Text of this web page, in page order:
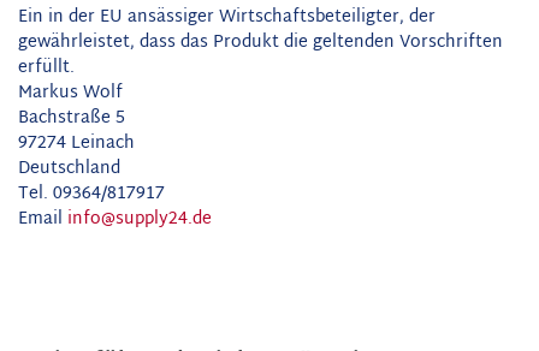
Ein in der EU ansässiger Wirtschaftsbeteiligter, der
gewährleistet, dass das Produkt die geltenden Vorschriften
erfüllt.
Markus Wolf
Bachstraße 5
97274 Leinach
Deutschland
Tel. 09364/817917
Email info@supply24.de